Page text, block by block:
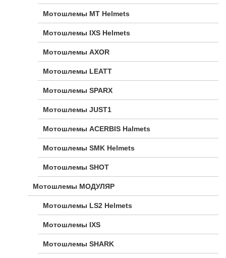
Мотошлемы MT Helmets
Мотошлемы IXS Helmets
Мотошлемы AXOR
Мотошлемы LEATT
Мотошлемы SPARX
Мотошлемы JUST1
Мотошлемы ACERBIS Halmets
Мотошлемы SMK Helmets
Мотошлемы SHOT
Мотошлемы МОДУЛЯР
Мотошлемы LS2 Helmets
Мотошлемы IXS
Мотошлемы SHARK